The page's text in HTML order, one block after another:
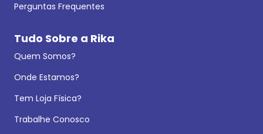
Perguntas Frequentes
Tudo Sobre a Rika
Quem Somos?
Onde Estamos?
Tem Loja Física?
Trabalhe Conosco